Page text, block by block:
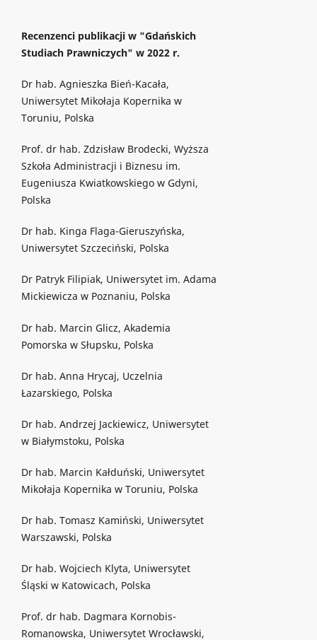
Recenzenci publikacji w "Gdańskich
Studiach Prawniczych" w 2022 r.
Dr hab. Agnieszka Bień-Kacała,
Uniwersytet Mikołaja Kopernika w
Toruniu, Polska
Prof. dr hab. Zdzisław Brodecki, Wyższa
Szkoła Administracji i Biznesu im.
Eugeniusza Kwiatkowskiego w Gdyni,
Polska
Dr hab. Kinga Flaga-Gieruszyńska,
Uniwersytet Szczeciński, Polska
Dr Patryk Filipiak, Uniwersytet im. Adama
Mickiewicza w Poznaniu, Polska
Dr hab. Marcin Glicz, Akademia
Pomorska w Słupsku, Polska
Dr hab. Anna Hrycaj, Uczelnia
Łazarskiego, Polska
Dr hab. Andrzej Jackiewicz, Uniwersytet
w Białymstoku, Polska
Dr hab. Marcin Kałduński, Uniwersytet
Mikołaja Kopernika w Toruniu, Polska
Dr hab. Tomasz Kamiński, Uniwersytet
Warszawski, Polska
Dr hab. Wojciech Klyta, Uniwersytet
Śląski w Katowicach, Polska
Prof. dr hab. Dagmara Kornobis-
Romanowska, Uniwersytet Wrocławski,